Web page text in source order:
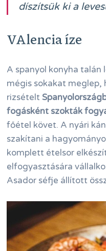
díszítsük ki a
VAlencia íze
A spanyol konyha talán
mégis sokakat meglep,
rizsételt
fogásként szokták
főétel követ. A nyári
szakítani a
komplett ételsor
elfogyasztására
Asador séfje állított